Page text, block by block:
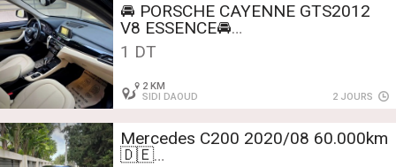
🚘 PORSCHE CAYENNE GTS2012
V8 ESSENCE🚘
🔁 on accepte l échange des
voitures
1 DT
2 KM
SIDI DAOUD
2 JOURS
Mercedes C200 2020/08 60.000km
🇩🇪